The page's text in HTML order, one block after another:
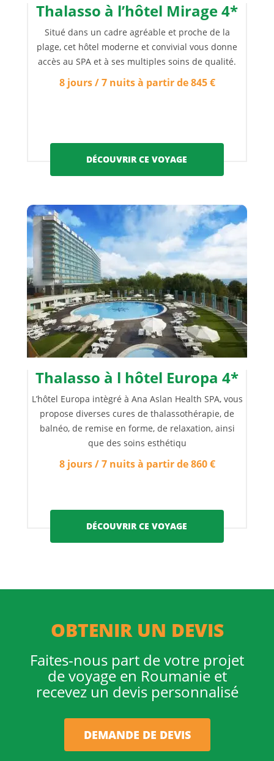
Thalasso à l’hôtel Mirage 4*
Situé dans un cadre agréable et proche de la
plage, cet hôtel moderne et convivial vous donne
accès au SPA et à ses multiples soins de qualité.
8 jours / 7 nuits à partir de 845 €
DÉCOUVRIR CE VOYAGE
Thalasso à l hôtel Europa 4*
L’hôtel Europa intègré à Ana Aslan Health SPA, vous
propose diverses cures de thalassothérapie, de
balnéo, de remise en forme, de relaxation, ainsi
que des soins esthétiqu
8 jours / 7 nuits à partir de 860 €
DÉCOUVRIR CE VOYAGE
OBTENIR UN DEVIS
Faites-nous part de votre projet
de voyage en Roumanie et
recevez un devis personnalisé
DEMANDE DE DEVIS